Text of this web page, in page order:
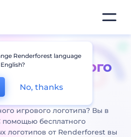
онлайн
лого
игрового логотипа? Вы в
бесплатного
логотипов от Renderforest вы
Renderforest language
No, thanks